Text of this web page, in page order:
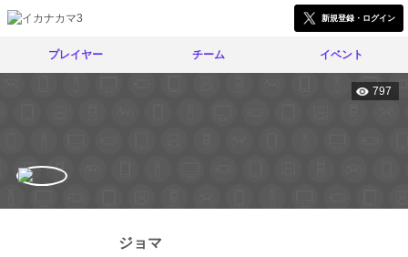
新規登録・ログイン
プレイヤー チーム イベント
797
ジョマ